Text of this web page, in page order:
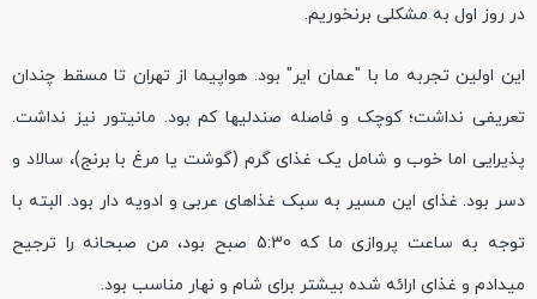
در روز اول به مشکلی برنخوریم.
این اولین تجربه ما با "عمان ایر" بود. هواپیما از تهران تا مسقط چندان
تعریفی نداشت؛ کوچک و فاصله صندلیها کم بود. مانیتور نیز نداشت.
پذیرایی اما خوب و شامل یک غذای گرم (گوشت یا مرغ با برنج)، سالاد و
دسر بود. غذای این مسیر به سبک غذاهای عربی و ادویه دار بود. البته با
توجه به ساعت پروازی ما که 5:30 صبح بود، من صبحانه را ترجیح
میدادم و غذای ارائه شده بیشتر برای شام و نهار مناسب بود.